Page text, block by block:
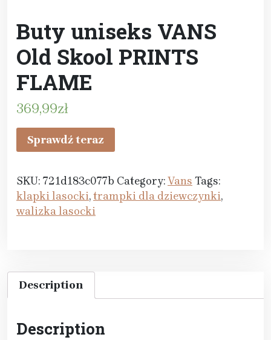
Buty uniseks VANS
Old Skool PRINTS
FLAME
369,99zł
Sprawdź teraz
SKU: 721d183c077b Category:Vans Tags:
klapki lasocki,trampki dla dziewczynki,
walizka lasocki
Description
Description